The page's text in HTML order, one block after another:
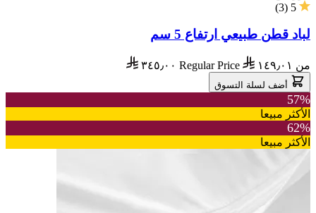
5
(
3
)
لباد قطن طبيعي ارتفاع 5 سم
من ١٤٩٫٠١ Regular Price ٣٤٥٫٠٠
أضف لسلة التسوق
57%
الأكثر مبيعا
62%
الأكثر مبيعا